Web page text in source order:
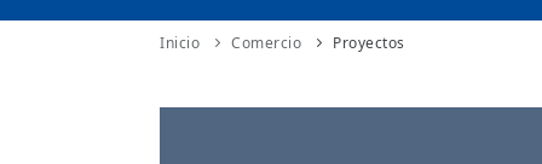
INTERNACIONALIZACIÓN
Inicio Comercio Proyectos